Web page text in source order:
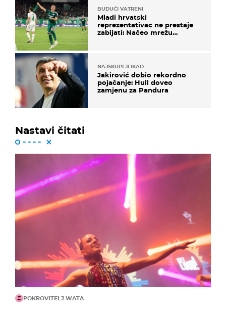
BUDUĆI VATRENI
Mladi hrvatski
reprezentativac ne prestaje
zabijati: Načeo mrežu
NAJSKUPLJI IKAD
Jakirović dobio rekordno
pojačanje: Hull doveo
zamjenu za Pandura
Nastavi čitati
POKROVITELJ WATA